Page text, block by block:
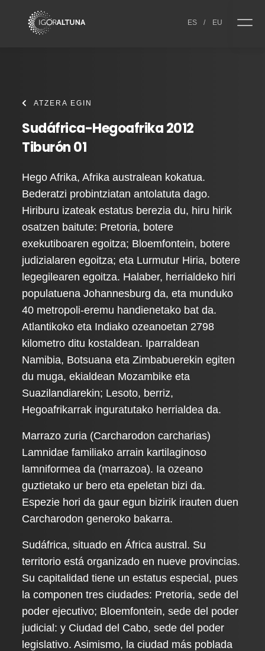
ES / EU
ATZERA EGIN
Sudáfrica-Hegoafrika 2012
Tiburón 01
Hego Afrika, Afrika australean kokatua.
Bederatzi probintziatan antolatuta dago.
Hiriburu izateak estatus berezia du, hiru hirik
osatzen baitute: Pretoria, botere
exekutiboaren egoitza; Bloemfontein, botere
judizialaren egoitza; eta Lurmutur Hiria, botere
legegilearen egoitza. Halaber, herrialdeko hiri
populatuena Johannesburg da, eta munduko
40 metropoli-eremu handienetako bat da.
Atlantikoko eta Indiako ozeanoetan 2798
kilometro ditu kostaldean. Iparraldean
Namibia, Botsuana eta Zimbabuerekin egiten
du muga, ekialdean Mozambike eta
Suazilandiarekin; Lesoto, berriz,
Hegoafrikarrak inguratutako herrialdea da.
Marrazo zuria (Carcharodon carcharias)
Lamnidae familiako arrain kartilaginoso
lamniformea da (marrazoa). Ia ozeano
guztietako ur bero eta epeletan bizi da.
Espezie hori da gaur egun bizirik irauten duen
Carcharodon generoko bakarra.
Sudáfrica, situado en África austral. Su
territorio está organizado en nueve provincias.
Su capitalidad tiene un estatus especial, pues
la componen tres ciudades: Pretoria, sede del
poder ejecutivo; Bloemfontein, sede del poder
judicial: y Ciudad del Cabo, sede del poder
legislativo. Asimismo, la ciudad más poblada